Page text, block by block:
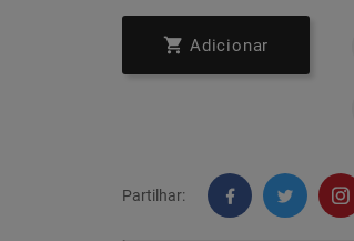
 Adicionar
Partilhar: